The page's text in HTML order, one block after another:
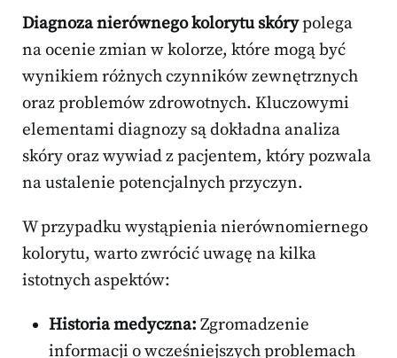
Diagnoza nierównego kolorytu skórypolega
na ocenie zmian w kolorze, które mogą być
wynikiem różnych czynników zewnętrznych
oraz problemów zdrowotnych. Kluczowymi
elementami diagnozy są dokładna analiza
skóry oraz wywiad z pacjentem, który pozwala
na ustalenie potencjalnych przyczyn.
W przypadku wystąpienia nierównomiernego
kolorytu, warto zwrócić uwagę na kilka
istotnych aspektów:
Historia medyczna: Zgromadzenie
informacji o wcześniejszych problemach